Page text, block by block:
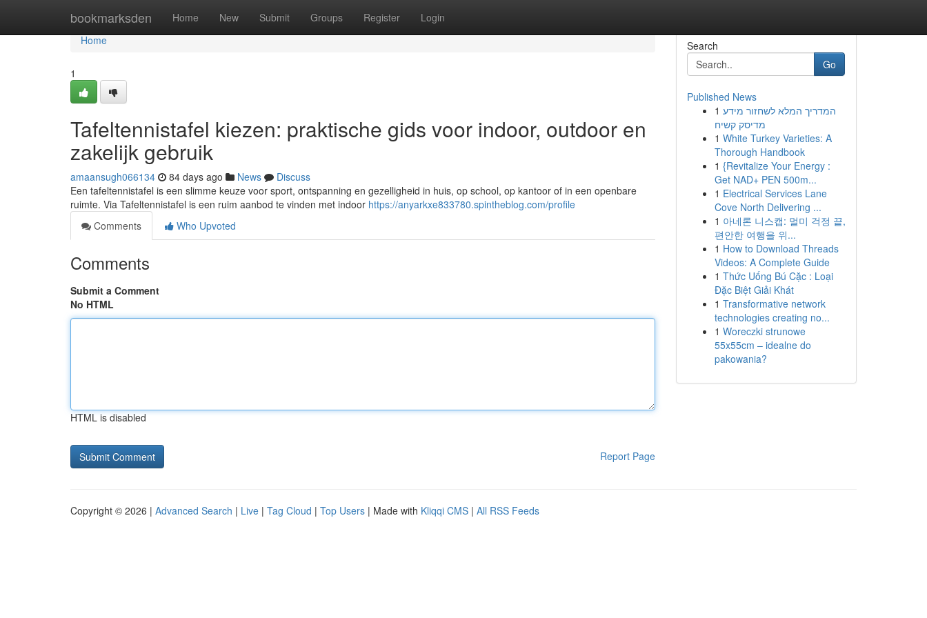
bookmarksden Home New Submit Groups Register Login
Home
Home
1
Tafeltennistafel kiezen: praktische gids voor indoor, outdoor en
zakelijk gebruik
amaansugh066134 84 days ago News
Discuss
Een tafeltennistafel is een slimme keuze voor sport, ontspanning en gezelligheid in huis, op school, op kantoor of in een openbare
ruimte. Via Tafeltennistafel is een ruim aanbod te vinden met indoor https://anyarkxe833780.spintheblog.com/profile
Comments
Who Upvoted
Comments
Submit a Comment
No HTML
HTML is disabled
Report Page
Search
Go
Published News
1 המדריך המלא לשחזור מידע
מדיסק קשיח
1 White Turkey Varieties: A
Thorough Handbook
1 {Revitalize Your Energy :
Get NAD+ PEN 500m...
1 Electrical Services Lane
Cove North Delivering ...
1 아네론 니스캡: 멀미 걱정 끝,
편안한 여행을 위...
1 How to Download Threads
Videos: A Complete Guide
1 Thức Uống Bú Cặc : Loại
Đặc Biệt Giải Khát
1 Transformative network
technologies creating no...
1 Woreczki strunowe
55x55cm – idealne do
pakowania?
Copyright © 2026 | Advanced Search | Live | Tag Cloud | Top Users | Made with Kliqqi CMS | All RSS Feeds